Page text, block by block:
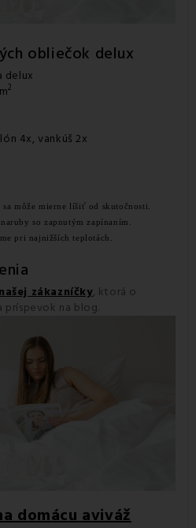
obliečok delux
delux
2
4x, vankúš 2x
môže mierne líšiť od skutočnosti.
so zapnutým zapínaním.
pri najnižších teplotách.
zákazníčky, ktorá o
na blog.
domácu aviváž